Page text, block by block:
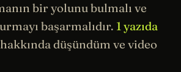
bir yolunu bulmalı ve
başarmalıdır. 1 yazıda
düşündüm ve video